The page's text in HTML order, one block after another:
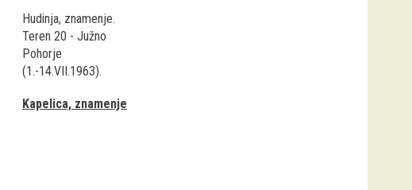
Hudinja, znamenje.
Teren 20 - Južno
Pohorje
(1.-14.VII.1963).
Kapelica, znamenje